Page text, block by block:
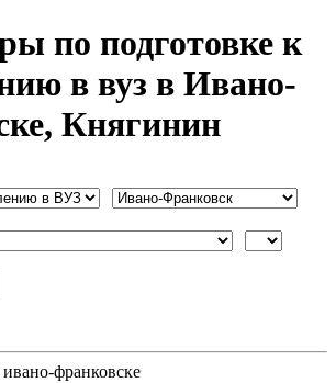
по подготовке к
в вуз в Ивано-
Княгинин
франковске